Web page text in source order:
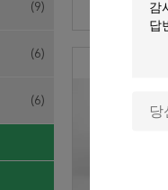
(9)
(6)
(6)
물 관 플랜
를 밟고 미